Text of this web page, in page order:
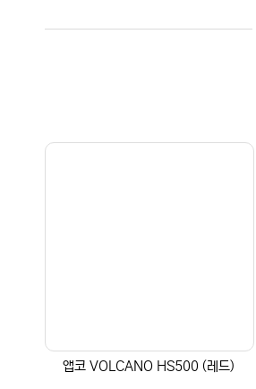
앱코 VOLCANO HS500 (레드)